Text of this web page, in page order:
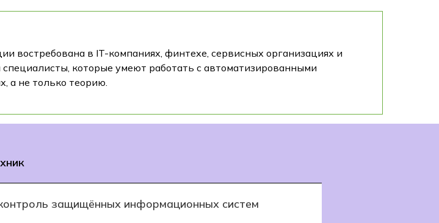
востребована в IT-компаниях, финтехе, сервисных организациях и
которые умеют работать с автоматизированными
а не только теорию.
защищённых информационных систем